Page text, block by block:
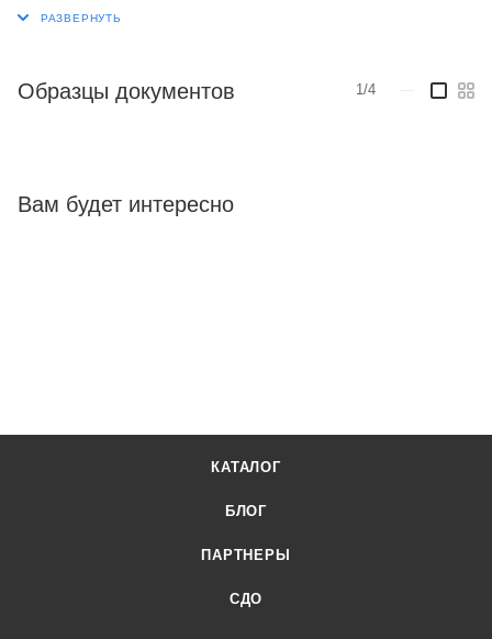
Образцы документов 1/4
Вам будет интересно
КАТАЛОГ
БЛОГ
ПАРТНЕРЫ
СДО